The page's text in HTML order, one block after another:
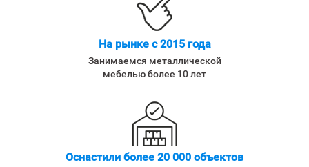
На рынке с 2015 года
Занимаемся металлической
мебелью более 10 лет
Оснастили более 20 000 объектов